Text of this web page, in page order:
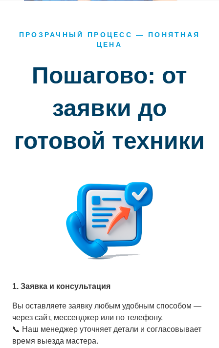
ПРОЗРАЧНЫЙ ПРОЦЕСС — ПОНЯТНАЯ
ЦЕНА
Пошагово: от
заявки до
готовой техники
1. Заявка и консультация
Вы оставляете заявку любым удобным способом —
через сайт, мессенджер или по телефону.
📞 Наш менеджер уточняет детали и согласовывает
время выезда мастера.